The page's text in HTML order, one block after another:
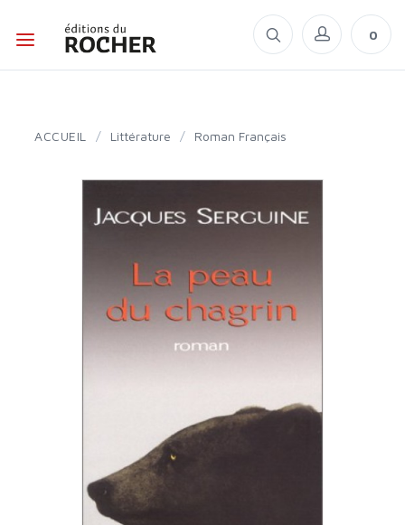
0
ACCUEIL / Littérature / Roman Français